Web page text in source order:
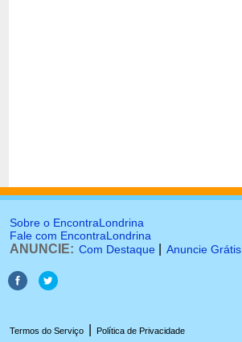
Sobre o EncontraLondrina
Fale com EncontraLondrina
ANUNCIE: Com Destaque Anuncie Grátis
Termos do Serviço Política de Privacidade